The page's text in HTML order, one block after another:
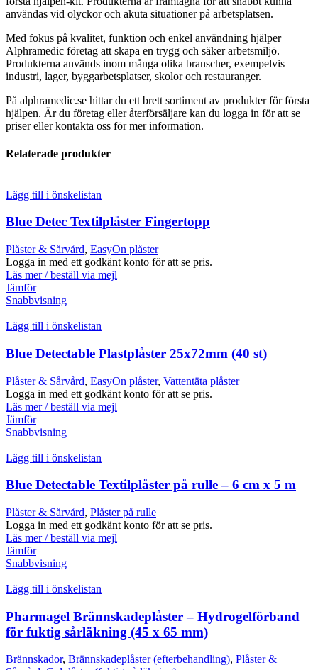
användas vid olyckor och akuta situationer på arbetsplatsen.
Med fokus på kvalitet, funktion och enkel användning hjälper
Alphramedic företag att skapa en trygg och säker arbetsmiljö.
Produkterna används inom många olika branscher, exempelvis
industri, lager, byggarbetsplatser, skolor och restauranger.
På alphramedic.se hittar du ett brett sortiment av produkter för första
hjälpen. Är du företag eller återförsäljare kan du logga in för att se
priser eller kontakta oss för mer information.
Relaterade produkter
Lägg till i önskelistan
Blue Detec Textilplåster Fingertopp
Plåster & Sårvård, EasyOn plåster
Logga in med ett godkänt konto för att se pris.
Läs mer / beställ via mejl
Jämför
Snabbvisning
Lägg till i önskelistan
Blue Detectable Plastplåster 25x72mm (40 st)
Plåster & Sårvård, EasyOn plåster, Vattentäta plåster
Logga in med ett godkänt konto för att se pris.
Läs mer / beställ via mejl
Jämför
Snabbvisning
Lägg till i önskelistan
Blue Detectable Textilplåster på rulle – 6 cm x 5 m
Plåster & Sårvård, Plåster på rulle
Logga in med ett godkänt konto för att se pris.
Läs mer / beställ via mejl
Jämför
Snabbvisning
Lägg till i önskelistan
Pharmagel Brännskadeplåster – Hydrogelförband
för fuktig sårläkning (45 x 65 mm)
Brännskador, Brännskadeplåster (efterbehandling), Plåster &